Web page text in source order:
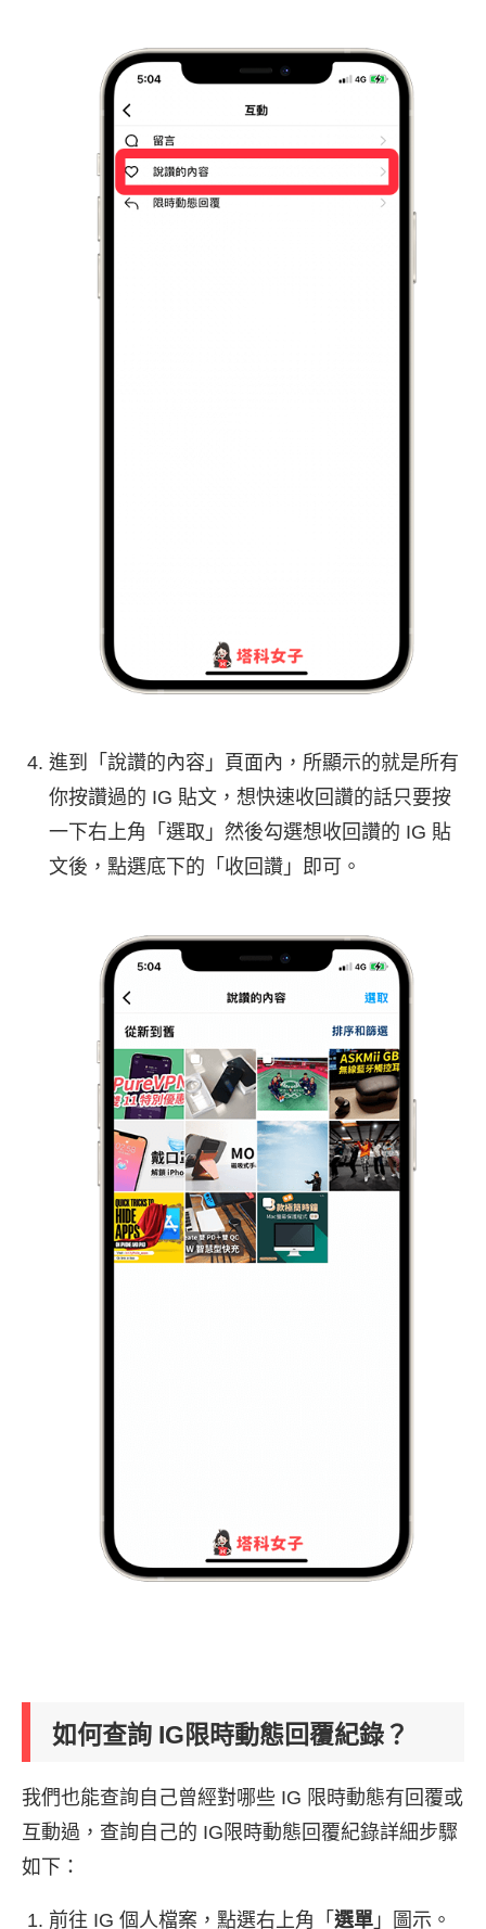
進到「說讚的內容」頁面內，所顯示的就是所有
你按讚過的 IG 貼文，想快速收回讚的話只要按
一下右上角「選取」然後勾選想收回讚的 IG 貼
文後，點選底下的「收回讚」即可。
如何查詢 IG限時動態回覆紀錄？
我們也能查詢自己曾經對哪些 IG 限時動態有回覆或
互動過，查詢自己的 IG限時動態回覆紀錄詳細步驟
如下：
前往 IG 個人檔案，點選右上角「 選單 」圖示。